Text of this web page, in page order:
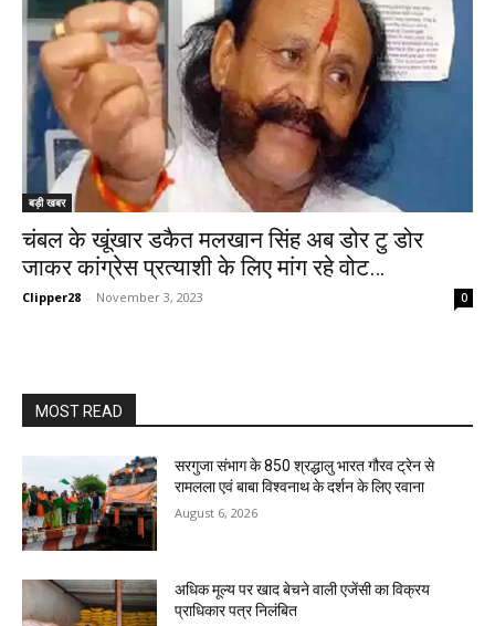
बड़ी खबर
चंबल के खूंखार डकैत मलखान सिंह अब डोर टु डोर
जाकर कांग्रेस प्रत्याशी के लिए मांग रहे वोट…
Clipper28 - November 3, 2023 0
MOST READ
सरगुजा संभाग के 850 श्रद्धालु भारत गौरव ट्रेन से
रामलला एवं बाबा विश्वनाथ के दर्शन के लिए रवाना
August 6, 2026
अधिक मूल्य पर खाद बेचने वाली एजेंसी का विक्रय
प्राधिकार पत्र निलंबित